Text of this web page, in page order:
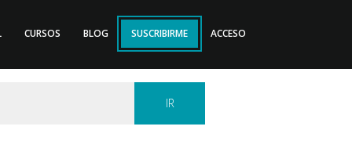
CURSOS BLOG SUSCRIBIRME ACCESO